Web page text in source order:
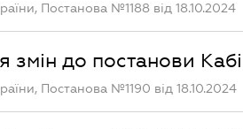
Постанова №1188 від 18.10.2024
змін до постанови
Постанова №1190 від 18.10.2024